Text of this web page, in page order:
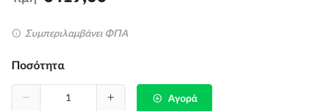
Συμπεριλαμβάνει ΦΠΑ
Ποσότητα
Αγορά